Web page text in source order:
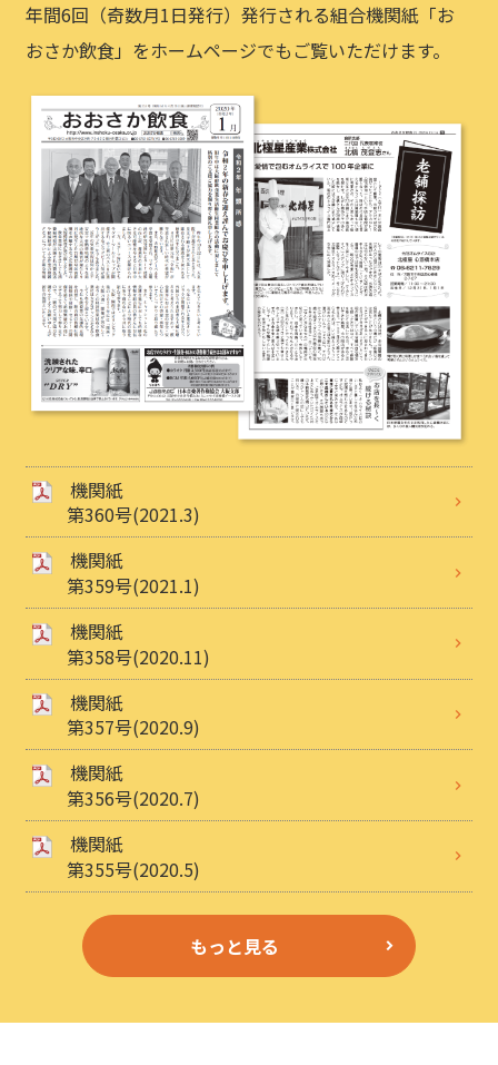
年間6回（奇数月1日発行）発行される組合機関紙「お
おさか飲食」をホームページでもご覧いただけます。
機関紙
第360号(2021.3)
機関紙
第359号(2021.1)
機関紙
第358号(2020.11)
機関紙
第357号(2020.9)
機関紙
第356号(2020.7)
機関紙
第355号(2020.5)
もっと見る